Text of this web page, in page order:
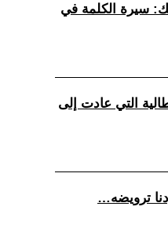
سيرة الكلمة في
التي عادت إلى
ترويضه…